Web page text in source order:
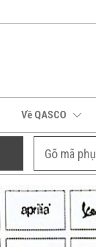
Về QASCO